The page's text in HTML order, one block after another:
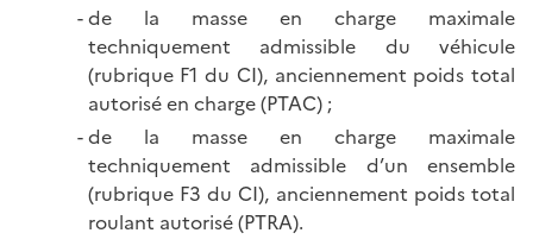
de la masse en charge maximale
techniquement admissible du véhicule
(rubrique F1 du CI), anciennement poids total
autorisé en charge (PTAC) ;
de la masse en charge maximale
techniquement admissible d’un ensemble
(rubrique F3 du CI), anciennement poids total
roulant autorisé (PTRA).